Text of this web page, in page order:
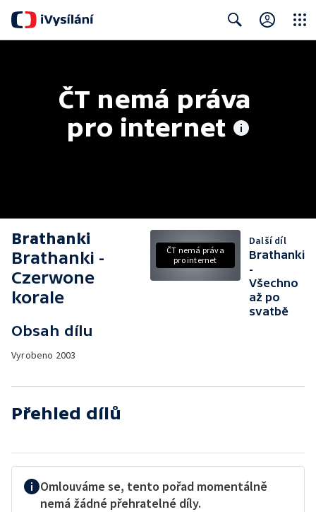
ČT nemá práva
pro internet
Brathanki
Brathanki -
Czerwone
korale
Obsah dílu
Vyrobeno 2003
ČT nemá práva
pro internet
Další díl
Brathanki
-
Všechno
až po
svatbě
Přehled dílů
Omlouváme se, tento pořad momentálně
nemá žádné přehratelné díly.